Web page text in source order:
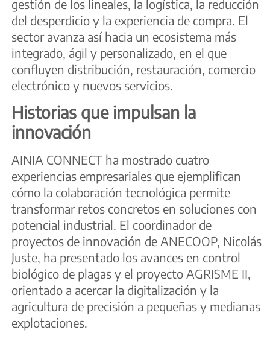
gestión de los lineales, la logística, la reducción
del desperdicio y la experiencia de compra. El
sector avanza así hacia un ecosistema más
integrado, ágil y personalizado, en el que
confluyen distribución, restauración, comercio
electrónico y nuevos servicios.
Historias que impulsan la
innovación
AINIA CONNECT ha mostrado cuatro
experiencias empresariales que ejemplifican
cómo la colaboración tecnológica permite
transformar retos concretos en soluciones con
potencial industrial. El coordinador de
proyectos de innovación de ANECOOP, Nicolás
Juste, ha presentado los avances en control
biológico de plagas y el proyecto AGRISME II,
orientado a acercar la digitalización y la
agricultura de precisión a pequeñas y medianas
explotaciones.